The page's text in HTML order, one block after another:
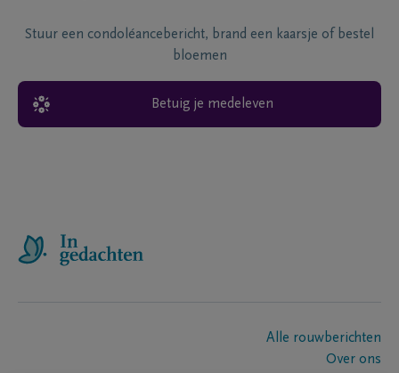
Stuur een condoléancebericht, brand een kaarsje of bestel
bloemen
Betuig je medeleven
Alle rouwberichten
Over ons